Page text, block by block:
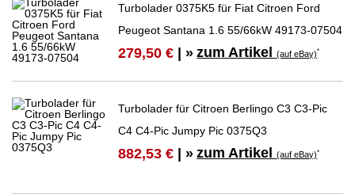
Turbolader 0375K5 für Fiat Citroen Ford
Peugeot Santana 1.6 55/66kW 49173-07504
279,50 € | » zum Artikel(auf eBay)*
Turbolader für Citroen Berlingo C3 C3-Pic
C4 C4-Pic Jumpy Pic 0375Q3
882,53 € | » zum Artikel(auf eBay)*